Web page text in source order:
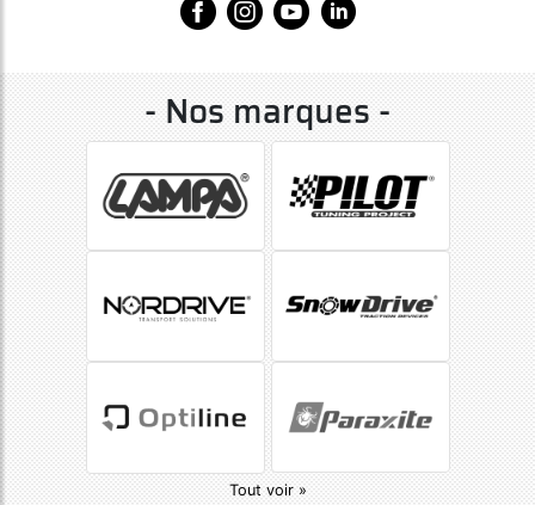
- Nos marques -
Tout voir »